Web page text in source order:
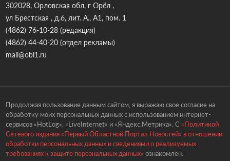
302028, Орловская обл, г Орёл ,
ул Брестская , д.6, лит. А., А1, пом. 1
(4862) 76-10-28(редакция)
(4862) 44-40-20(отдел рекламы)
mail@obl1.ru
Продолжая пользование данным сайтом, я выражаю свое согласие на
обработку моих персональных данных с использованием интернет-
сервисов «HotLog», «LiveInternet» и «Яндекс.Метрика». С «Политикой
Сетевого издания «Первый Областной Портал Новостей» в отношении
обработки персональных данных и сведениями о реализуемых
требованиях к защите персональных данных» ознакомлен.